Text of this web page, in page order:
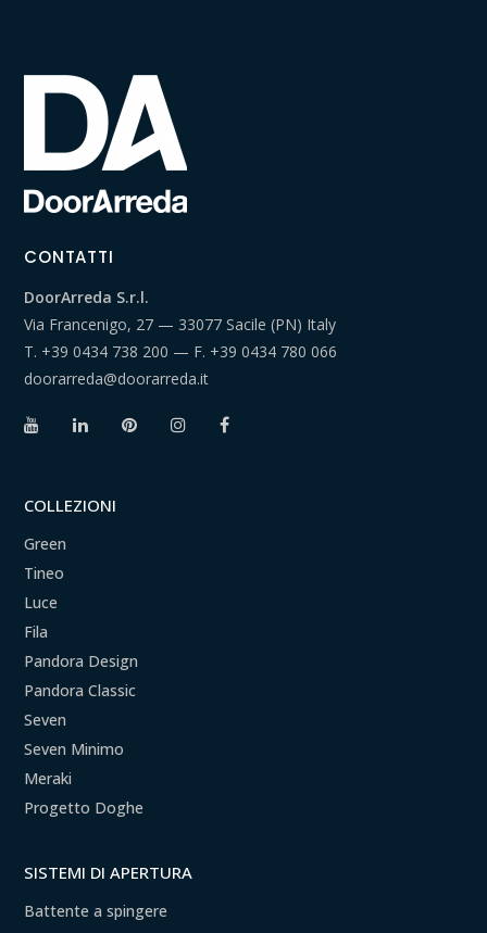
CONTATTI
DoorArreda S.r.l.
Via Francenigo, 27 — 33077 Sacile (PN) Italy
T. +39 0434 738 200 — F. +39 0434 780 066
doorarreda@doorarreda.it
COLLEZIONI
Green
Tineo
Luce
Fila
Pandora Design
Pandora Classic
Seven
Seven Minimo
Meraki
Progetto Doghe
SISTEMI DI APERTURA
Battente a spingere